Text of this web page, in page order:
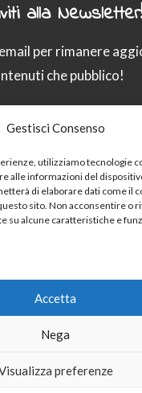
Gestisci Consenso
utilizziamo tecnologie
alle informazioni del
di elaborare dati come il
sito. Non acconsentire o
su alcune caratteristiche e
Accetta
Nega
preferenze
alla Newsletter!
per rimanere
che pubblico!
la privacy policy
reCAPTCHA: